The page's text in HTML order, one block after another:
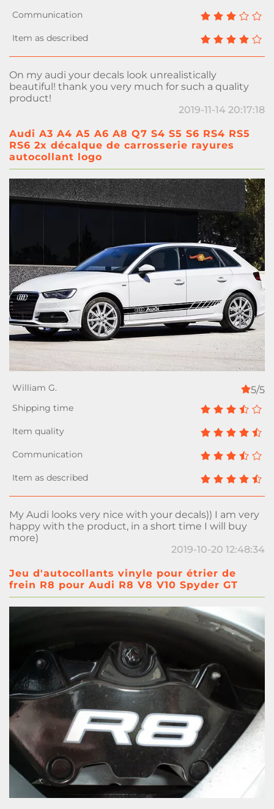
On my audi your decals look unrealistically
beautiful! thank you very much for such a quality
product!
2019-11-14 20:17:18
Audi A3 A4 A5 A6 A8 Q7 S4 S5 S6 RS4 RS5
RS6 2x décalque de carrosserie rayures
autocollant logo
5/5
My Audi looks very nice with your decals)) I am very
happy with the product, in a short time I will buy
more)
2019-10-20 12:48:34
Jeu d'autocollants vinyle pour étrier de
frein R8 pour Audi R8 V8 V10 Spyder GT